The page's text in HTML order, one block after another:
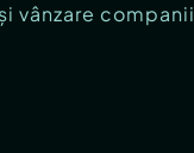
vânzare companii